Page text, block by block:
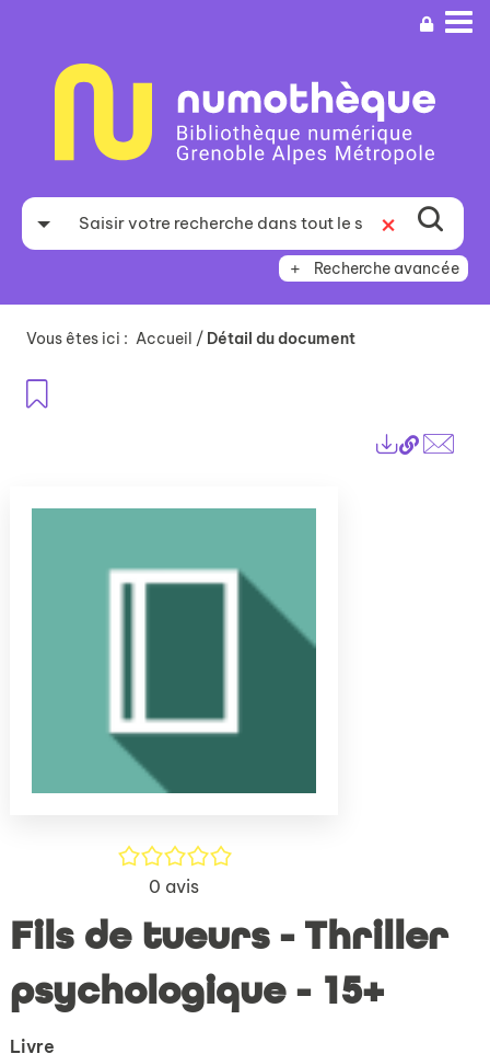
recherche
Recherche avancée
Vous êtes ici : Accueil / Détail du document
Lien
/5
0 avis
Fils de tueurs - Thriller
psychologique - 15+
Livre